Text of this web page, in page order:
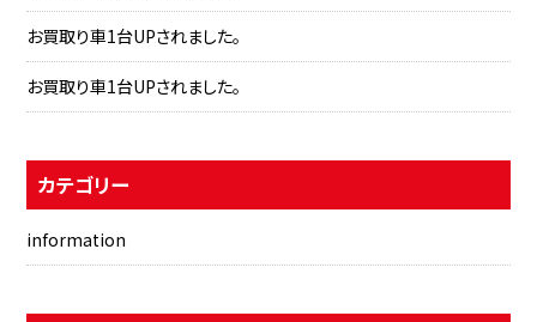
お買取り車1台UPされました。
お買取り車1台UPされました。
カテゴリー
information